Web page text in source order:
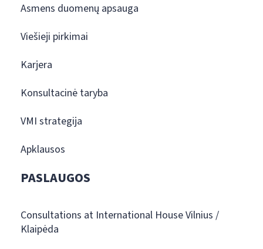
Asmens duomenų apsauga
Viešieji pirkimai
Karjera
Konsultacinė taryba
VMI strategija
Apklausos
PASLAUGOS
Consultations at International House Vilnius /
Klaipėda